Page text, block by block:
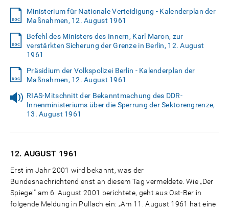
Ministerium für Nationale Verteidigung - Kalenderplan der
Maßnahmen, 12. August 1961
Befehl des Ministers des Innern, Karl Maron, zur
verstärkten Sicherung der Grenze in Berlin, 12. August
1961
Präsidium der Volkspolizei Berlin - Kalenderplan der
Maßnahmen, 12. August 1961
RIAS-Mitschnitt der Bekanntmachung des DDR-
Innenministeriums über die Sperrung der Sektorengrenze,
13. August 1961
12. AUGUST 1961
Erst im Jahr 2001 wird bekannt, was der
Bundesnachrichtendienst an diesem Tag vermeldete. Wie „Der
Spiegel" am 6. August 2001 berichtete, geht aus Ost-Berlin
folgende Meldung in Pullach ein: „Am 11. August 1961 hat eine